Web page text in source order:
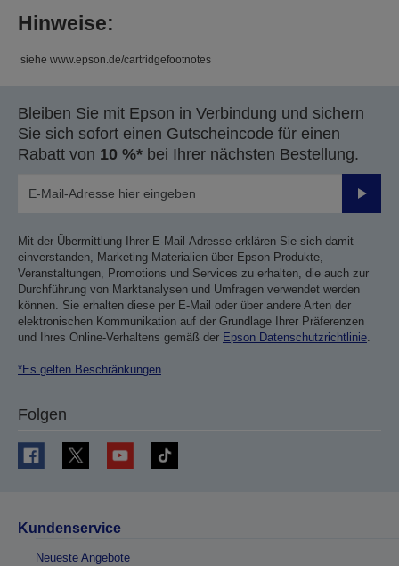
Hinweise:
siehe www.epson.de/cartridgefootnotes
Bleiben Sie mit Epson in Verbindung und sichern
Sie sich sofort einen Gutscheincode für einen
Rabatt von 10 %* bei Ihrer nächsten Bestellung.
Mit der Übermittlung Ihrer E-Mail-Adresse erklären Sie sich damit
einverstanden, Marketing-Materialien über Epson Produkte,
Veranstaltungen, Promotions und Services zu erhalten, die auch zur
Durchführung von Marktanalysen und Umfragen verwendet werden
können. Sie erhalten diese per E-Mail oder über andere Arten der
elektronischen Kommunikation auf der Grundlage Ihrer Präferenzen
und Ihres Online-Verhaltens gemäß der Epson Datenschutzrichtlinie.
*Es gelten Beschränkungen
Folgen
Kundenservice
Neueste Angebote